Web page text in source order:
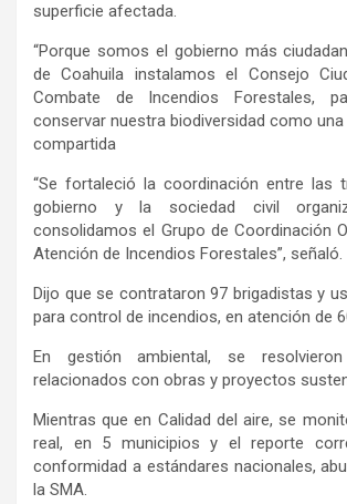
superficie afectada.
“Porque somos el gobierno más
de Coahuila instalamos el Consejo
Combate de Incendios Forestales,
conservar nuestra biodiversidad como una
compartida
“Se fortaleció la coordinación entre las
gobierno y la sociedad civil
consolidamos el Grupo de Coordinación
Atención de Incendios Forestales”, señaló.
Dijo que se contrataron 97 brigadistas y
para control de incendios, en atención de
En gestión ambiental, se
relacionados con obras y proyectos
Mientras que en Calidad del aire, se
real, en 5 municipios y el reporte
conformidad a estándares nacionales,
la SMA.